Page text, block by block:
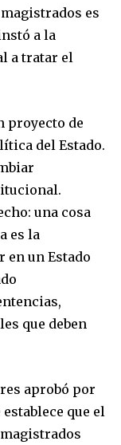
es
a la
a tratar el
proyecto de
del Estado.
una cosa
es la
en un Estado
que deben
aprobó por
que el